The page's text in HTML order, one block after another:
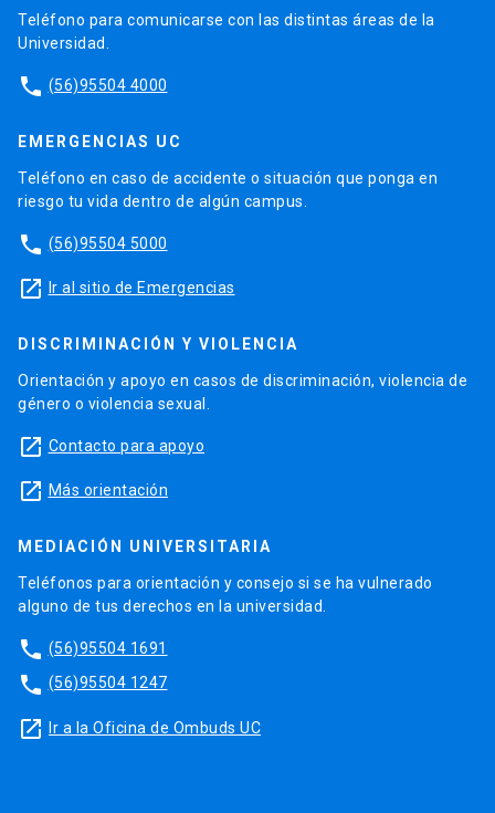
Teléfono para comunicarse con las distintas áreas de la
Universidad.
phone (56)95504 4000
EMERGENCIAS UC
Teléfono en caso de accidente o situación que ponga en
riesgo tu vida dentro de algún campus.
phone (56)95504 5000
launch Ir al sitio de Emergencias
DISCRIMINACIÓN Y VIOLENCIA
Orientación y apoyo en casos de discriminación, violencia de
género o violencia sexual.
launch Contacto para apoyo
launch Más orientación
MEDIACIÓN UNIVERSITARIA
Teléfonos para orientación y consejo si se ha vulnerado
alguno de tus derechos en la universidad.
phone (56)95504 1691
phone (56)95504 1247
launch Ir a la Oficina de Ombuds UC